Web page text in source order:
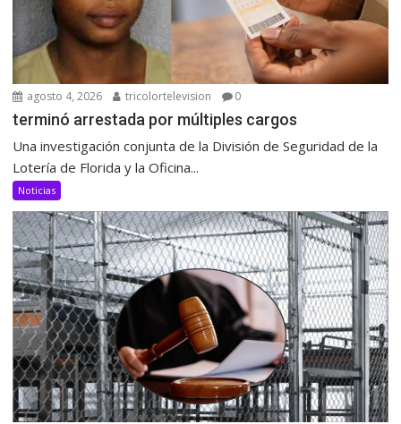
agosto 4, 2026 tricolortelevision 0
terminó arrestada por múltiples cargos
Una investigación conjunta de la División de Seguridad de la
Lotería de Florida y la Oficina...
Noticias